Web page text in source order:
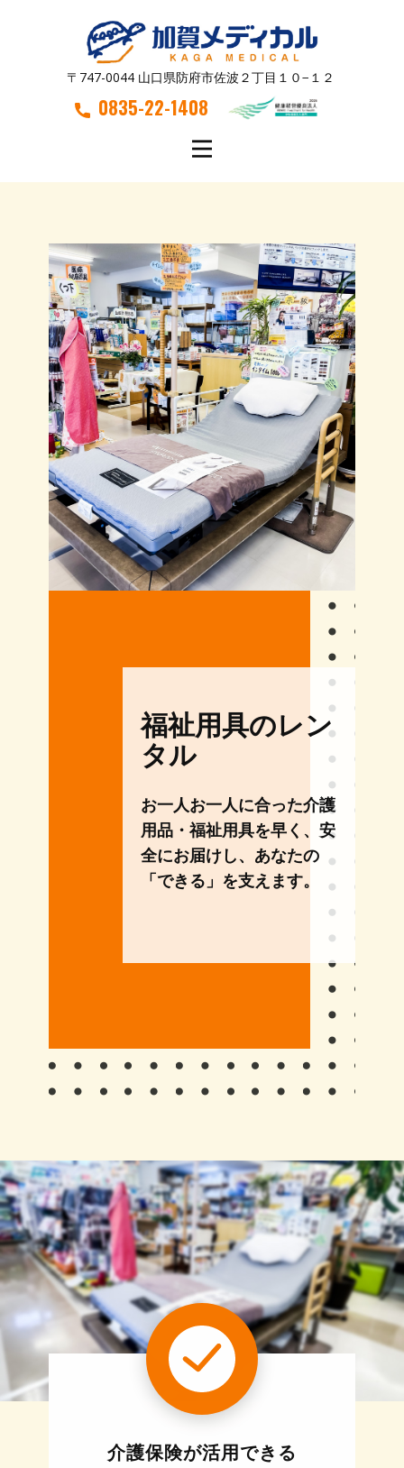
〒747-0044 山口県防府市佐波２丁目１０−１２
0835-22-1408
福祉用具のレン
タル
お一人お一人に合った介護
用品・福祉用具を早く、安
全にお届けし、あなたの
「できる」を支えます。
介護保険が活用できる